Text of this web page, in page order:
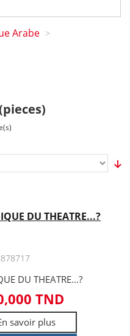
Arabe >
DU THEATRE...?
DU THEATRE...?
TND
savoir plus